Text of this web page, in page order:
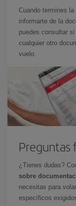
Cuando termines
informarte de la
puedes consultar
cualquier otro
vuelo.
Preguntas
¿Tienes dudas?
sobre
necesitas para
específicos